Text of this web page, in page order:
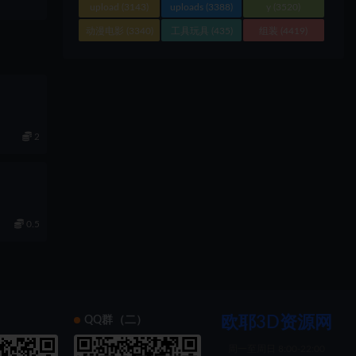
2
0.5
upload (3143) uploads (3388) (3520)
动漫电影 (3340) 工具玩具 (435)
QQ群（二） 欧耶3D资源网